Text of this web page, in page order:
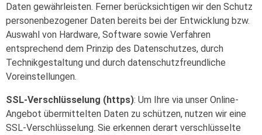
Daten gewährleisten. Ferner berücksichtigen wir den Schutz
personenbezogener Daten bereits bei der Entwicklung bzw.
Auswahl von Hardware, Software sowie Verfahren
entsprechend dem Prinzip des Datenschutzes, durch
Technikgestaltung und durch datenschutzfreundliche
Voreinstellungen.
SSL-Verschlüsselung (https): Um Ihre via unser Online-
Angebot übermittelten Daten zu schützen, nutzen wir eine
SSL-Verschlüsselung. Sie erkennen derart verschlüsselte